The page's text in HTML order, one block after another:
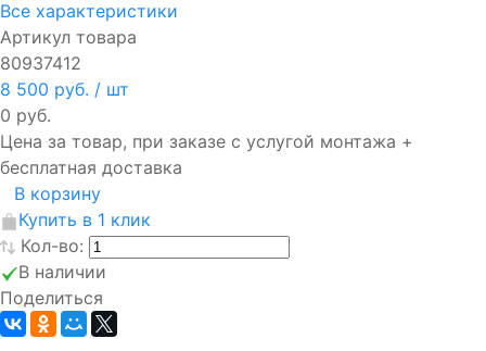
Все характеристики
Артикул товара
80937412
8 500 руб. / шт
0 руб.
Цена за товар, при заказе с услугой монтажа +
бесплатная доставка
В корзину
Купить в 1 клик
Кол-во:
В наличии
Поделиться